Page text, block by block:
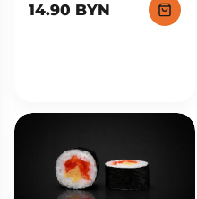
14.90 BYN